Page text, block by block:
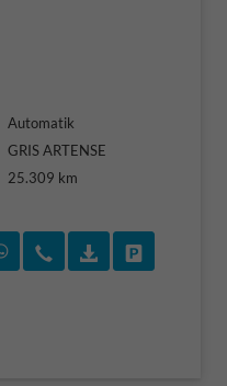
Automatik
GRIS ARTENSE
25.309 km
Rückruf vereinbaren
Wir rufen Sie an